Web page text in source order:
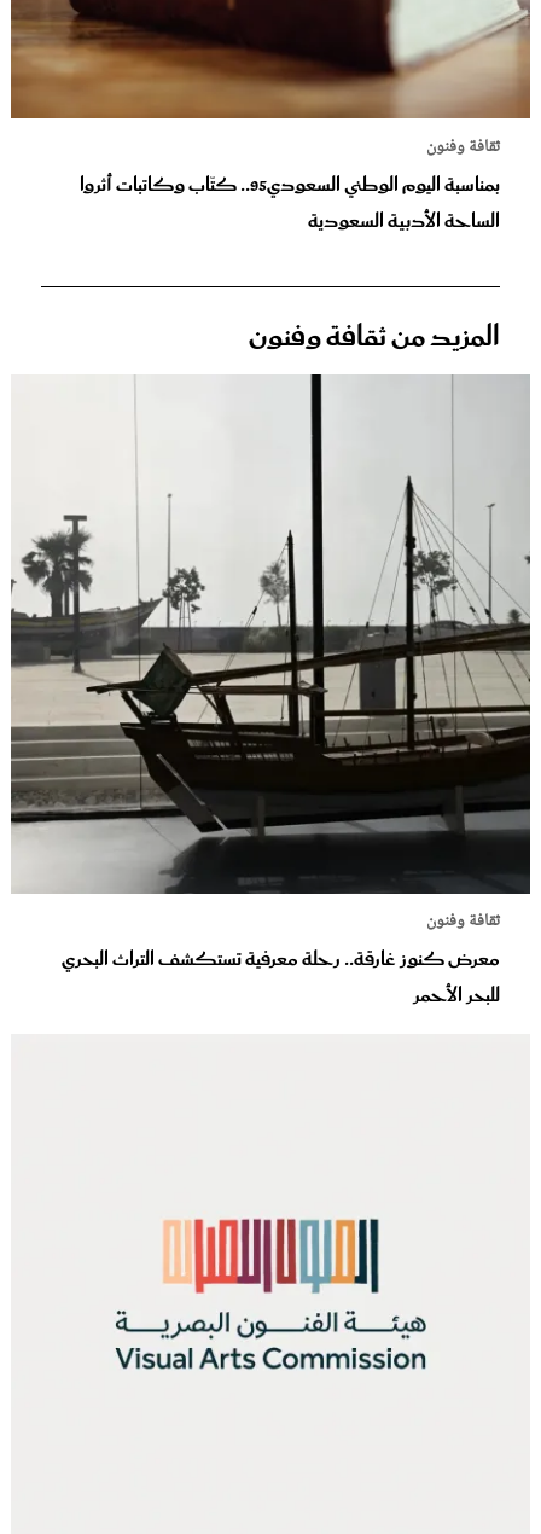
ثقافة وفنون
بمناسبة اليوم الوطني السعودي95.. كتّاب وكاتبات أثروا
الساحة الأدبية السعودية
المزيد من ثقافة وفنون
ثقافة وفنون
معرض كنوز غارقة.. رحلة معرفية تستكشف التراث البحري
للبحر الأحمر